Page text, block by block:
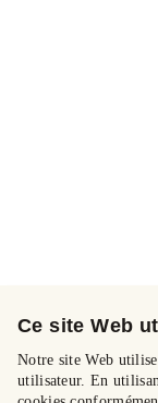
Ce site Web
Notre site Web
utilisateur. En